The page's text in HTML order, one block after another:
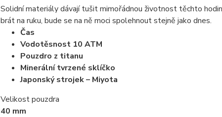
Solidní materiály dávají tušit mimořádnou životnost těchto
brát na ruku, bude se na ně moci spolehnout stejně jako dnes.
Čas
Vodotěsnost 10 ATM
Pouzdro z titanu
Minerální tvrzené sklíčko
Japonský strojek – Miyota
Velikost pouzdra
40 mm